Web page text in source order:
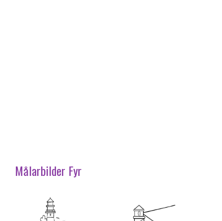
Målarbilder Fyr